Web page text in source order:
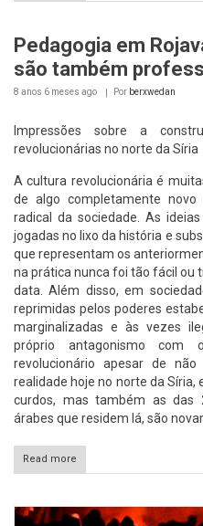
Pedagogia em
são também
8 anos 6 meses ago Por berxwedan
Impressões sobre a
revolucionárias no norte da Síria
A cultura revolucionária é
de algo completamente
radical da sociedade. As
jogadas no lixo da história e
que representam os
na prática nunca foi tão fácil ou
data. Além disso, em
reprimidas pelos poderes
marginalizadas e às vezes
próprio antagonismo com
revolucionário apesar de
realidade hoje no norte da Síria,
curdos, mas também as das
árabes que residem lá, são
Read more